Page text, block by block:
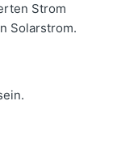
Strom
Solarstrom.